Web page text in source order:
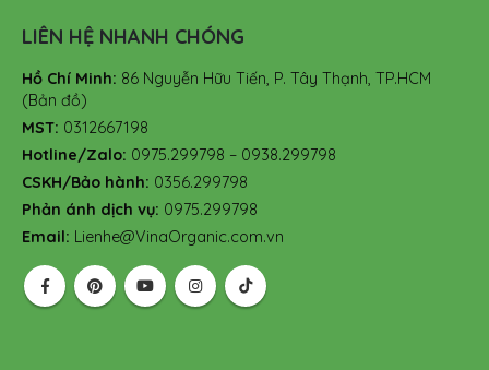
LIÊN HỆ NHANH CHÓNG
Hồ Chí Minh: 86 Nguyễn Hữu Tiến, P. Tây Thạnh, TP.HCM
(Bản đồ)
MST: 0312667198
Hotline/Zalo: 0975.299798 – 0938.299798
CSKH/Bảo hành: 0356.299798
Phản ánh dịch vụ: 0975.299798
Email: Lienhe@VinaOrganic.com.vn